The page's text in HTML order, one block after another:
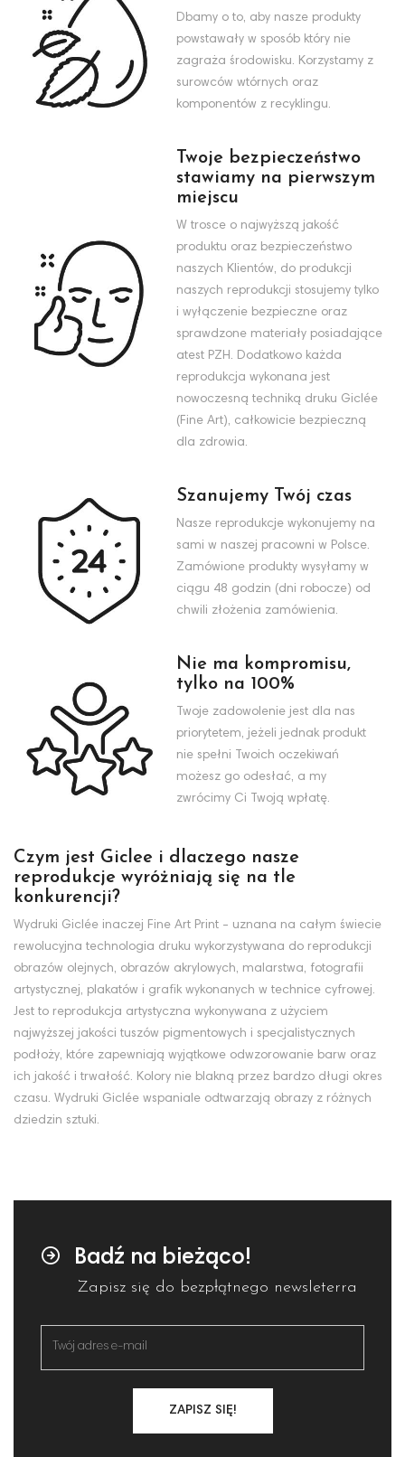
Dbamy o to, aby nasze produkty
powstawały w sposób który nie
zagraża środowisku. Korzystamy z
surowców wtórnych oraz
komponentów z recyklingu.
Twoje bezpieczeństwo
stawiamy na pierwszym
miejscu
W trosce o najwyższą jakość
produktu oraz bezpieczeństwo
naszych Klientów, do produkcji
naszych reprodukcji stosujemy tylko
i wyłączenie bezpieczne oraz
sprawdzone materiały posiadające
atest PZH. Dodatkowo każda
reprodukcja wykonana jest
nowoczesną techniką druku Giclée
(Fine Art), całkowicie bezpieczną
dla zdrowia.
Szanujemy Twój czas
Nasze reprodukcje wykonujemy na
sami w naszej pracowni w Polsce.
Zamówione produkty wysyłamy w
ciągu 48 godzin (dni robocze) od
chwili złożenia zamówienia.
Nie ma kompromisu,
tylko na 100%
Twoje zadowolenie jest dla nas
priorytetem, jeżeli jednak produkt
nie spełni Twoich oczekiwań
możesz go odesłać, a my
zwrócimy Ci Twoją wpłatę.
Czym jest Giclee i dlaczego nasze
reprodukcje wyróżniają się na tle
konkurencji?
Wydruki Giclée inaczej Fine Art Print - uznana na całym świecie
rewolucyjna technologia druku wykorzystywana do reprodukcji
obrazów olejnych, obrazów akrylowych, malarstwa, fotografii
artystycznej, plakatów i grafik wykonanych w technice cyfrowej.
Jest to reprodukcja artystyczna wykonywana z użyciem
najwyższej jakości tuszów pigmentowych i specjalistycznych
podłoży, które zapewniają wyjątkowe odwzorowanie barw oraz
ich jakość i trwałość. Kolory nie blakną przez bardzo długi okres
czasu. Wydruki Giclée wspaniale odtwarzają obrazy z różnych
dziedzin sztuki.
Badź na bieżąco!
Zapisz się do bezpłątnego newsleterra
ZAPISZ SIĘ!